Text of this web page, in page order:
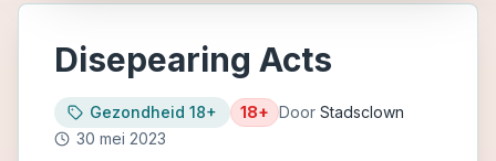
Disepearing Acts
Gezondheid 18+ 18+ Door Stadsclown
30 mei 2023